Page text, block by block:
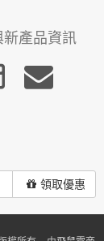
產品資訊
領取優惠